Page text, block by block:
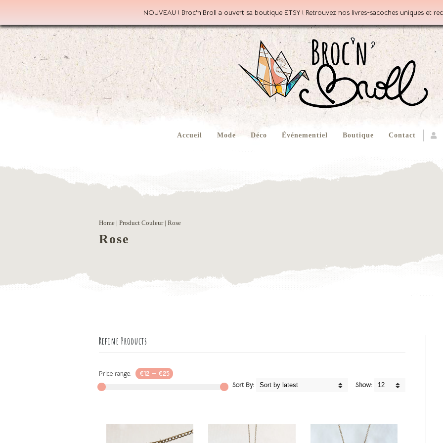
NOUVEAU ! Broc'n'Broll a ouvert sa boutique ETSY ! Retrouvez nos livres-sacoches uniques et
Accueil Mode Déco Événementiel Boutique Contact
Home | Product Couleur | Rose
Rose
Refine Products
Price range: €12 — €25
Show:
Sort By: